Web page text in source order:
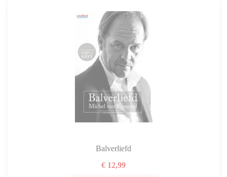
Balverliefd
€ 12,99